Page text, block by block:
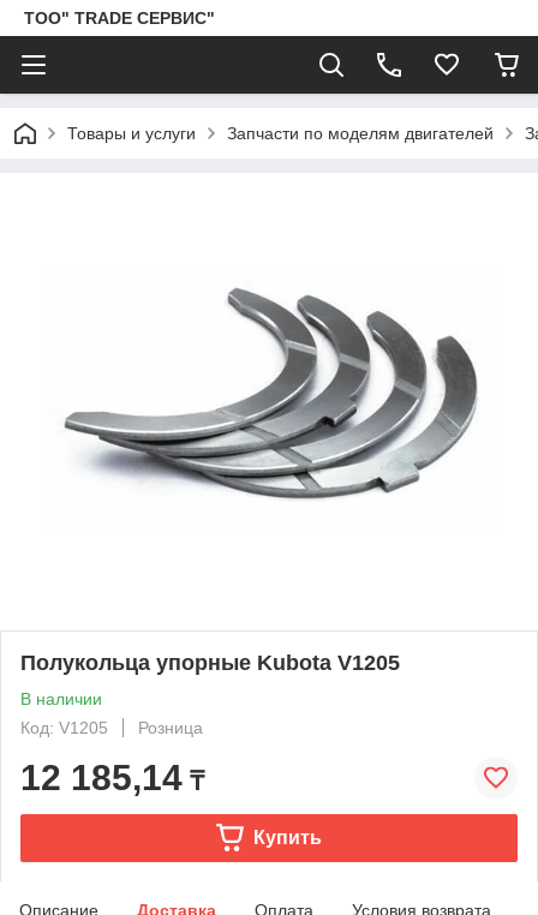
ТОО" TRADE СЕРВИС"
Товары и услуги Запчасти по моделям двигателей
Полукольца упорные Kubota V1205
В наличии
Код: V1205
Розница
12 185,14 ₸
Купить
Описание Доставка Оплата Условия возврата